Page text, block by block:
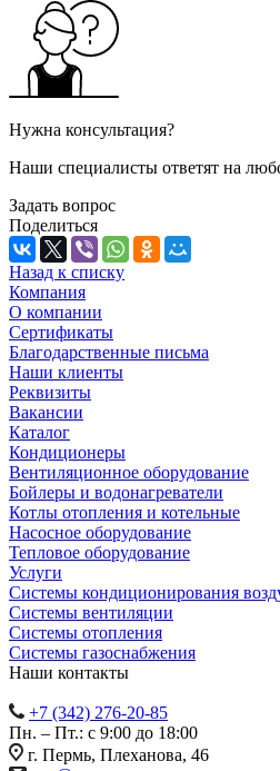
Нужна консультация?
Наши специалисты ответят на
Задать вопрос
Поделиться
Назад к списку
Компания
О компании
Сертификаты
Благодарственные письма
Наши клиенты
Реквизиты
Вакансии
Каталог
Кондиционеры
Вентиляционное оборудование
Бойлеры и водонагреватели
Котлы отопления и котельные
Насосное оборудование
Тепловое оборудование
Услуги
Системы кондиционирования
Системы вентиляции
Системы отопления
Системы газоснабжения
Наши контакты
+7 (342) 276-20-85
Пн. – Пт.: с 9:00 до 18:00
г. Пермь, Плеханова, 46